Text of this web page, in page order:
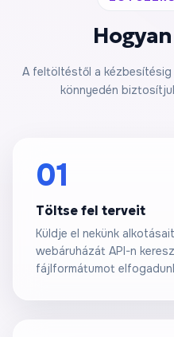
Hogyan
A feltöltéstől a
könnyedén
01
Töltse fel terveit
Küldje el nekünk
webáruházát API-n
fájlformátumot